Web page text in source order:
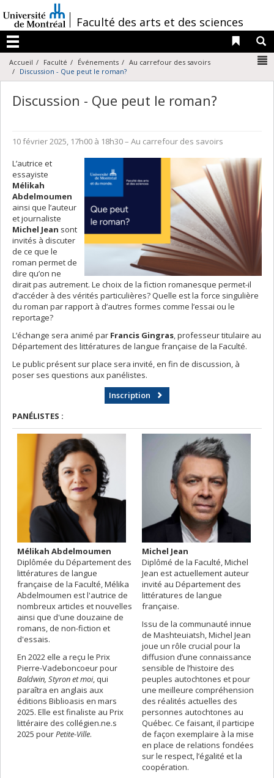
au
contenu
/Faculté des arts et des sciences
Menu
Liens
Accueil Faculté Événements
Au carrefour des savoirs
Discussion - Que peut le roman?
Discussion - Que peut le roman?
10 février 2025, 17h00 à 18h30– Au carrefour des savoirs
L’autrice et
essayiste
Mélikah
Abdelmoumen
ainsi que l’auteur
et journaliste
Michel Jean sont
invités à discuter
de ce que le
roman permet de
dire qu’on ne
dirait pas autrement. Le choix de la fiction romanesque permet-il
d’accéder à des vérités particulières? Quelle est la force singulière
du roman par rapport à d’autres formes comme l’essai ou le
reportage?
L’échange sera animé par Francis Gingras, professeur titulaire au
Département des littératures de langue française de la Faculté.
Le public présent sur place sera invité, en fin de discussion, à
poser ses questions aux panélistes.
Inscription
PANÉLISTES :
Mélikah Abdelmoumen
Diplômée du Département des
littératures de langue
française de la Faculté, Mélika
Abdelmoumen est l'autrice de
nombreux articles et nouvelles
ainsi que d'une douzaine de
romans, de non-fiction et
d'essais.
En 2022 elle a reçu le Prix
Pierre-Vadeboncoeur pour
Baldwin, Styron et moi, qui
paraîtra en anglais aux
éditions Biblioasis en mars
2025. Elle est finaliste au Prix
littéraire des collégien.ne.s
2025 pourPetite-Ville.
Michel Jean
Diplômé de la Faculté, Michel
Jean est actuellement auteur
invité au Département des
littératures de langue
française.
Issu de la communauté innue
de Mashteuiatsh, Michel Jean
joue un rôle crucial pour la
diffusion d’une connaissance
sensible de l’histoire des
peuples autochtones et pour
une meilleure compréhension
des réalités actuelles des
personnes autochtones au
Québec. Ce faisant, il participe
de façon exemplaire à la mise
en place de relations fondées
sur le respect, l’égalité et la
coopération.